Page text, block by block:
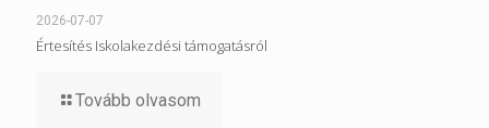
2026-07-07
Értesítés Iskolakezdési támogatásról
Tovább olvasom